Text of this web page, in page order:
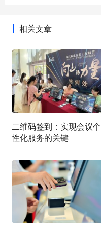
相关文章
二维码签到：实现会议个
性化服务的关键